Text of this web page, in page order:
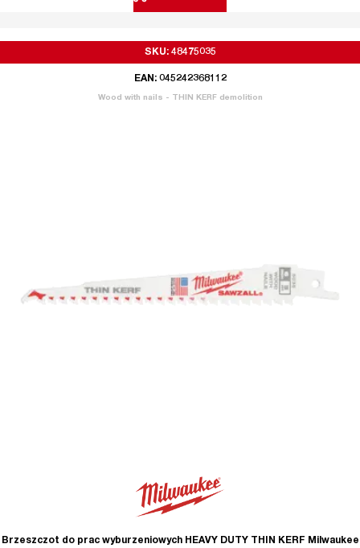
SKU: 48475035
EAN: 045242368112
Wood with nails - THIN KERF demolition
Brzeszczot do prac wyburzeniowych HEAVY DUTY THIN KERF Milwaukee